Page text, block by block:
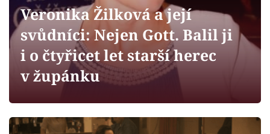
Sledujte prima+
Filmový festival Karlovy Vary
Mámy sobě
Veronika Žilková a její
svůdníci: Nejen Gott. Balil ji
i o čtyřicet let starší herec
v župánku